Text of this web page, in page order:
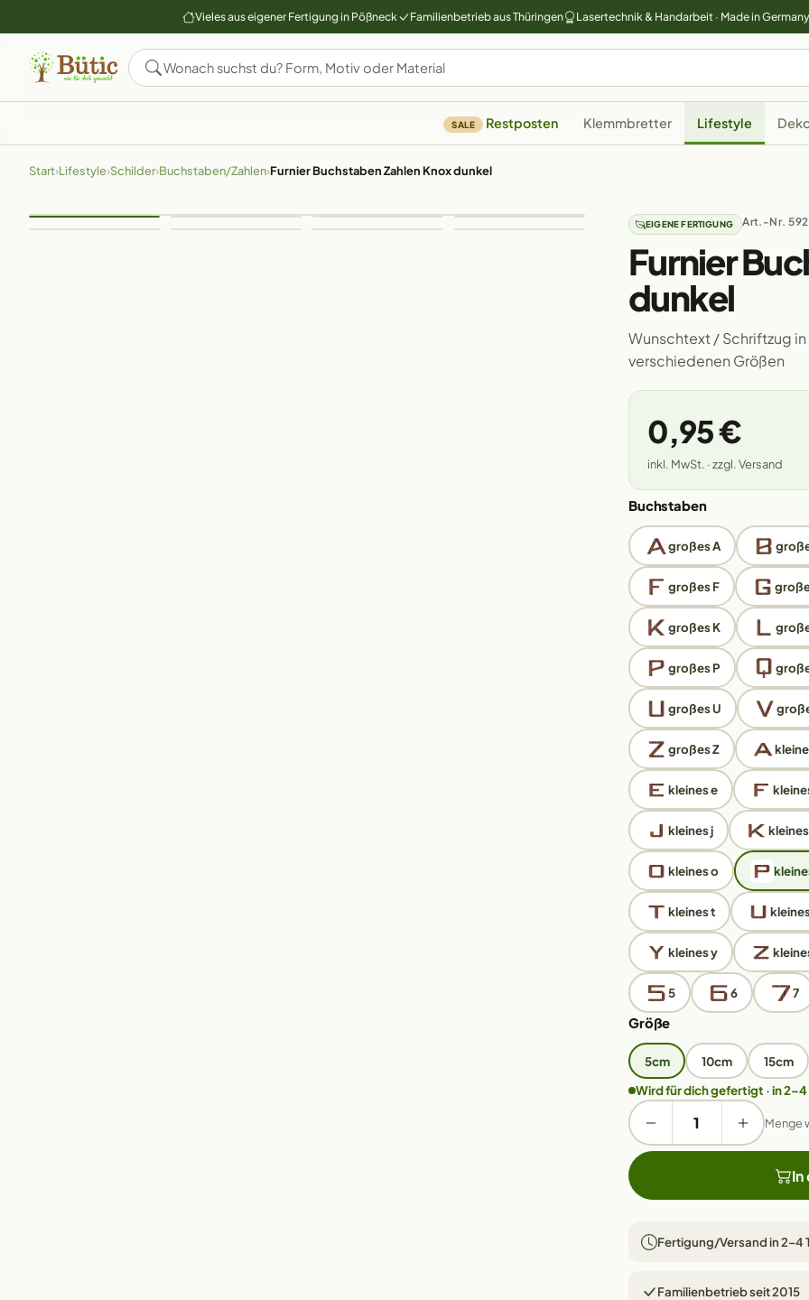
Vieles aus eigener Fertigung in Pößneck Familienbetrieb aus Thüringen Lasertechnik & Handarbeit · Made in Germany
SALE Restposten Klemmbretter Lifestyle
Start›Lifestyle›Schilder›Buchstaben/Zahlen›Furnier Buchstaben Zahlen Knox dunkel
EIGENE FERTIGUNG Art.-Nr. 592
Furnier
dunkel
Wunschtext / Schriftzug in
verschiedenen Größen
0,95 €
inkl. MwSt. · zzgl. Versand
Buchstaben
großes A
großes F
großes K
großes P
großes U
großes Z
kleines e
kleines j
kleines o
kleines t
kleines y
5 6 7
Größe
5cm 10cm
15cm
Wird für dich gefertigt · in 2–4
Menge
In
Fertigung/Versand in 2–4
Familienbetrieb seit 2015